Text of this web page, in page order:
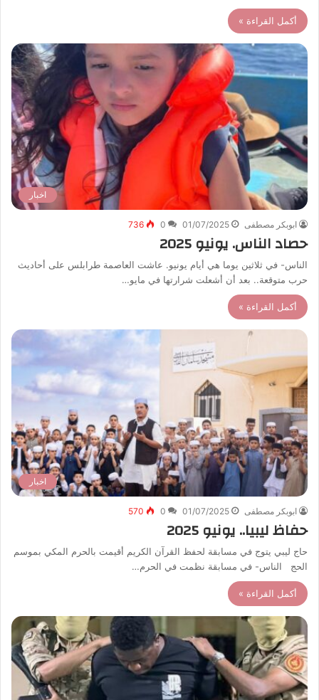
أكمل القراءة »
اخبار
ابوبكر مصطفى 01/07/2025
0
736
حصاد الناس. يونيو 2025
الناس- في ثلاثين يوما هي أيام يونيو. عاشت العاصمة طرابلس على أحاديث
حرب متوقعة.. بعد أن أشعلت شرارتها في مايو…
أكمل القراءة »
اخبار
ابوبكر مصطفى 01/07/2025
0
570
حفاظ ليبيا.. يونيو 2025
حاج ليبي يتوج في مسابقة لحفظ القرآن الكريم أقيمت بالحرم المكي بموسم
الحج الناس- في مسابقة نظمت في الحرم…
أكمل القراءة »